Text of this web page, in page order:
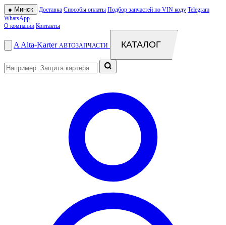
● Минск Доставка Способы оплаты Подбор запчастей по VIN коду Telegram
WhatsApp
О компании Контакты
A Alta-Karter АВТОЗАПЧАСТИ КАТАЛОГ